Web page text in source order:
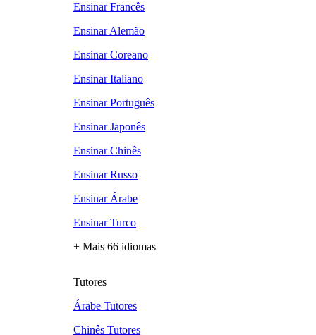
Ensinar Francês
Ensinar Alemão
Ensinar Coreano
Ensinar Italiano
Ensinar Português
Ensinar Japonês
Ensinar Chinês
Ensinar Russo
Ensinar Árabe
Ensinar Turco
+ Mais 66 idiomas
Tutores
Árabe Tutores
Chinês Tutores